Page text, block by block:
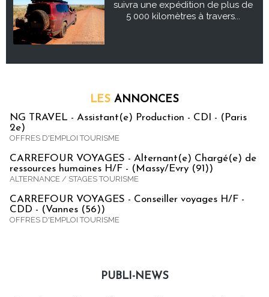
suivra une expédition de plus de
5 000 kilomètres à travers...
LES ANNONCES
NG TRAVEL - Assistant(e) Production - CDI - (Paris
2e)
OFFRES D'EMPLOI TOURISME
CARREFOUR VOYAGES - Alternant(e) Chargé(e) de
ressources humaines H/F - (Massy/Evry (91))
ALTERNANCE / STAGES TOURISME
CARREFOUR VOYAGES - Conseiller voyages H/F -
CDD - (Vannes (56))
OFFRES D'EMPLOI TOURISME
PUBLI-NEWS